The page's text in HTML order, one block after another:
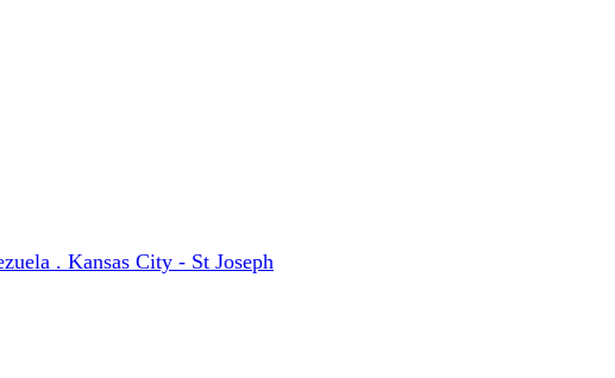
. Kansas City - St Joseph